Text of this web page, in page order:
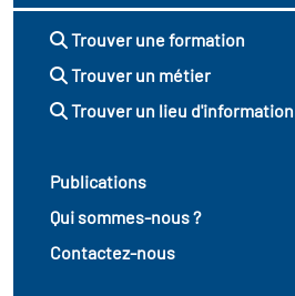
Trouver une formation
Trouver un métier
Trouver un lieu d'information
Publications
Qui sommes-nous ?
Contactez-nous